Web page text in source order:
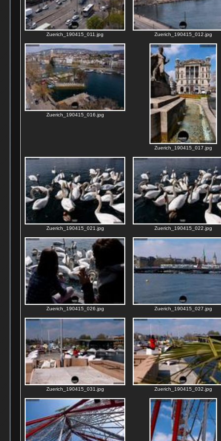
Zuerich_190415_011.jpg Zuerich_190415_012.jpg
Zuerich_190415_016.jpg
Zuerich_190415_017.jpg
Zuerich_190415_021.jpg Zuerich_190415_022.jpg
Zuerich_190415_026.jpg Zuerich_190415_027.jpg
Zuerich_190415_031.jpg Zuerich_190415_032.jpg